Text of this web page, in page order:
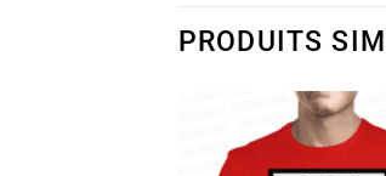
PRODUITS